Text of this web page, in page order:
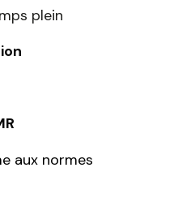
plein
aux normes